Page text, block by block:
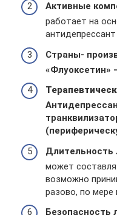
Активные
работает на
Страны-
«Флуоксетин»
Длительность
может
возможно
разово, по мере
Безопасность